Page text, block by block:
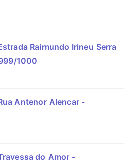
Raimundo Irineu Serra
1000
Antenor Alencar -
do Amor -